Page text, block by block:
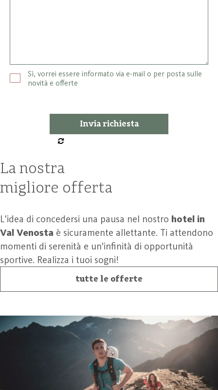
Sì, vorrei essere informato via e-mail o per posta sulle
novità e offerte
La nostra
migliore offerta
L'idea di concedersi una pausa nel nostro hotel in
Val Venosta è sicuramente allettante. Ti attendono
momenti di serenità e un'infinità di opportunità
sportive. Realizza i tuoi sogni!
tutte le offerte